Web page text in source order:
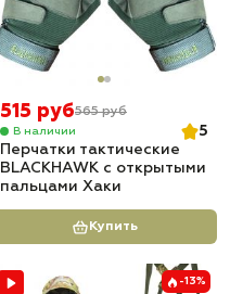
515 руб565 руб
В наличии
5
Перчатки тактические
BLACKHAWK с открытыми
пальцами Хаки
Купить
-13%